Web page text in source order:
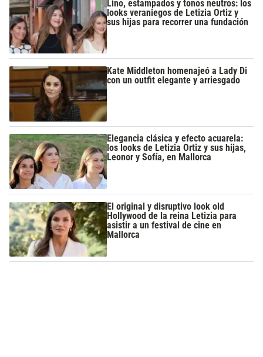
Lino, estampados y tonos neutros: los
looks veraniegos de Letizia Ortiz y
sus hijas para recorrer una fundación
Kate Middleton homenajeó a Lady Di
con un outfit elegante y arriesgado
Elegancia clásica y efecto acuarela:
los looks de Letizia Ortiz y sus hijas,
Leonor y Sofía, en Mallorca
El original y disruptivo look old
Hollywood de la reina Letizia para
asistir a un festival de cine en
Mallorca